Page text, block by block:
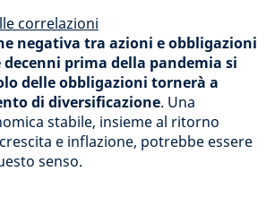
correlazioni
negativa tra azioni e obbligazioni
prima della pandemia si
delle obbligazioni tornerà a
di diversificazione. Una
stabile, insieme al ritorno
e inflazione, potrebbe essere
senso.